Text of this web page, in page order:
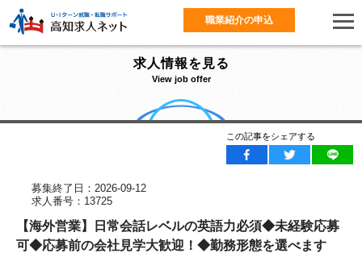
職業紹介の申込
求人情報を見る
View job offer
この記事をシェアする
募集終了日：2026-09-12
求人番号：13725
【海外営業】日常会話レベルの英語力必須◆未経験応募
可◆応募前の会社見学大歓迎！◆勤務形態を選べます